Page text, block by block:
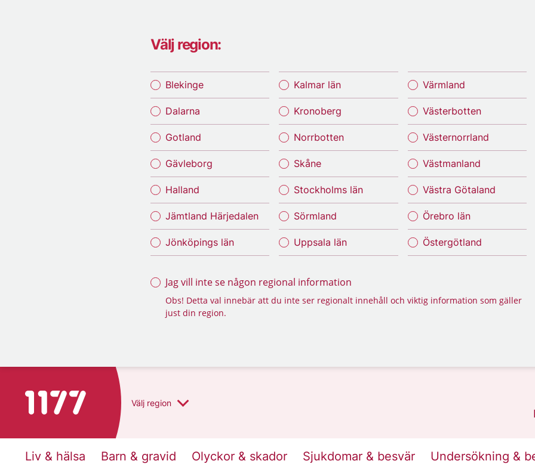
Välj region:
Blekinge
Dalarna
Gotland
Gävleborg
Halland
Jämtland Härjedalen
Jönköpings län
Kalmar län
Kronoberg
Norrbotten
Skåne
Stockholms län
Sörmland
Uppsala län
Värmland
Västerbotten
Västernorrland
Västmanland
Västra Götaland
Örebro län
Östergötland
Jag vill inte se någon regional information
Obs! Detta val innebär att du inte ser regionalt innehåll och viktig information som gäller
just din region.
Till startsidan för 1177 Välj region
Liv & hälsa Barn & gravid Olyckor & skador Sjukdomar & besvär Undersökning &